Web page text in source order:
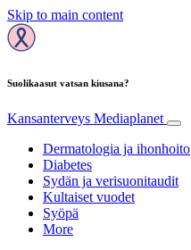
Skip to main content
Suolikaasut vatsan kiusana?
Kansanterveys Mediaplanet
Dermatologia ja ihonhoito
Diabetes
Sydän ja verisuonitaudit
Kultaiset vuodet
Syöpä
More